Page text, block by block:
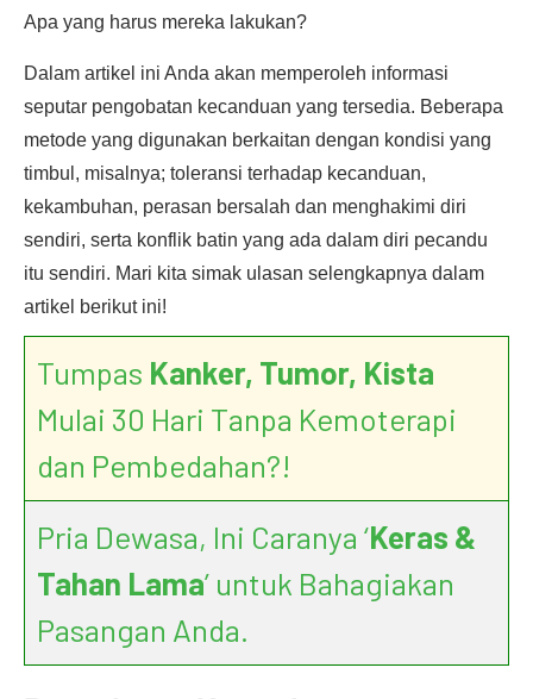
Apa yang harus mereka lakukan?
Dalam artikel ini Anda akan memperoleh informasi
seputar pengobatan kecanduan yang tersedia. Beberapa
metode yang digunakan berkaitan dengan kondisi yang
timbul, misalnya; toleransi terhadap kecanduan,
kekambuhan, perasan bersalah dan menghakimi diri
sendiri, serta konflik batin yang ada dalam diri pecandu
itu sendiri. Mari kita simak ulasan selengkapnya dalam
artikel berikut ini!
Tumpas Kanker, Tumor, Kista
Mulai 30 Hari Tanpa Kemoterapi
dan Pembedahan?!
Pria Dewasa, Ini Caranya ‘Keras &
Tahan Lama’ untuk Bahagiakan
Pasangan Anda.